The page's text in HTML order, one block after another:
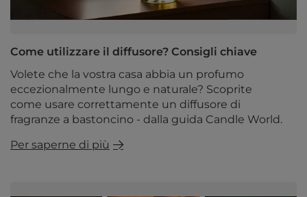
Come utilizzare il diffusore? Consigli chiave
Volete che la vostra casa abbia un profumo
eccezionalmente lungo e naturale? Scoprite
come usare correttamente un diffusore di
fragranze a bastoncino - dalla guida Candle World.
Per saperne di più